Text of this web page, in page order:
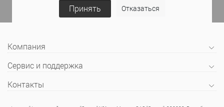
Компания
Сервис и поддержка
Контакты
Принять Отказаться